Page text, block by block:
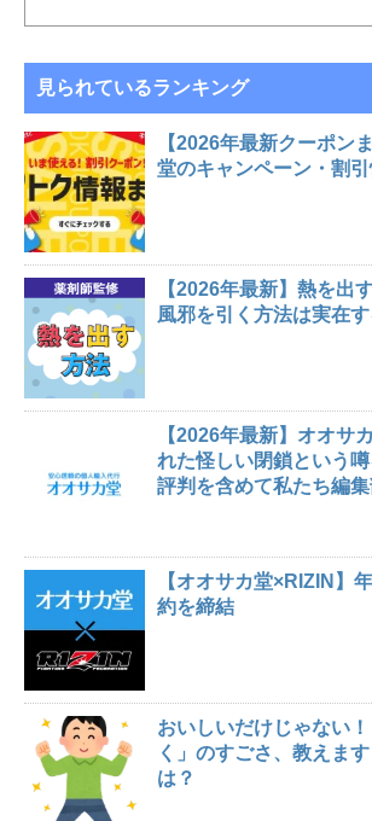
見られているランキング
【2026年最新クーポン
堂のキャンペーン・割
【2026年最新】熱を出
風邪を引く方法は実在
【2026年最新】オオサ
れた怪しい閉鎖という
評判を含めて私たち編
【オオサカ堂×RIZIN】
約を締結
おいしいだけじゃない
く」のすごさ、教えま
は？